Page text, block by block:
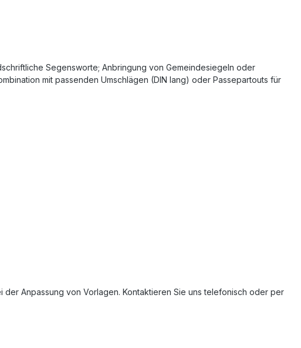
Segensworte; Anbringung von Gemeindesiegeln oder
mit passenden Umschlägen (DIN lang) oder Passepartouts für
Anpassung von Vorlagen. Kontaktieren Sie uns telefonisch oder per